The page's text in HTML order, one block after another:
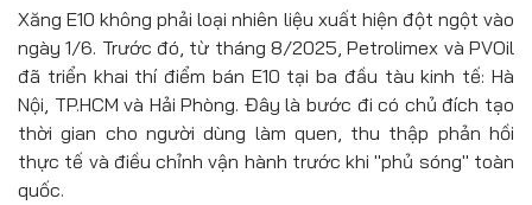
Xăng E10 không phải loại nhiên liệu xuất hiện đột ngột vào
ngày 1/6. Trước đó, từ tháng 8/2025, Petrolimex và PVOil
đã triển khai thí điểm bán E10 tại ba đầu tàu kinh tế: Hà
Nội, TP.HCM và Hải Phòng. Đây là bước đi có chủ đích tạo
thời gian cho người dùng làm quen, thu thập phản hồi
thực tế và điều chỉnh vận hành trước khi "phủ sóng" toàn
quốc.